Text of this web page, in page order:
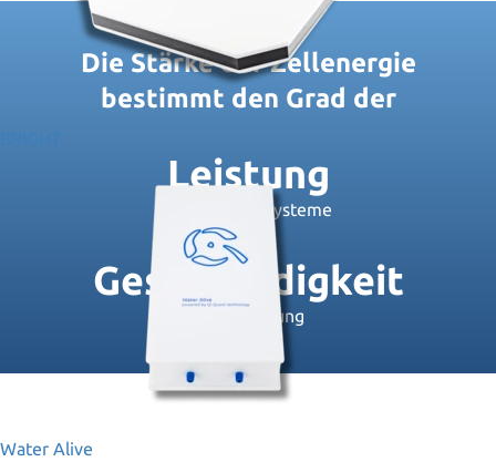
Water Alive
Die Stärke der Zellenergie
bestimmt den Grad der
Leistung
körperlicher Systeme
Geschwindigkeit
von Genesung